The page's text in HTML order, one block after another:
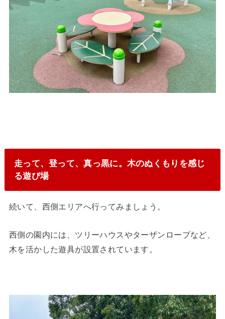
走って、登って、真っ黒に。木のぬくもりを感じ
る遊び場
続いて、西側エリアへ行ってみましょう。
西側の園内には、ツリーハウスやターザンロープなど、
木を活かした遊具が設置されています。